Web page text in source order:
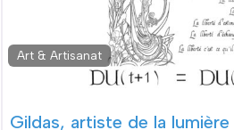
Art & Artisanat
Gildas, artiste de la lumière